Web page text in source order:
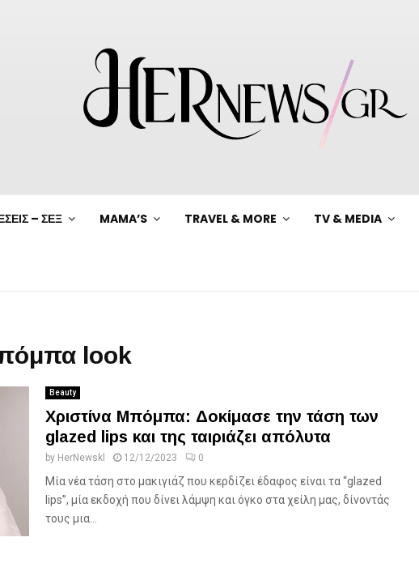
– ΣΕΞ MAMA’S TRAVEL & MORE TV & MEDIA
look
Beauty
Xριστίνα Μπόμπα: Δοκίμασε την τάση των
glazed lips και της ταιριάζει απόλυτα
by HerNewskl 12/12/2023 0
Μία νέα τάση στο μακιγιάζ που κερδίζει έδαφος είναι τα “glazed
lips”, μία εκδοχή που δίνει λάμψη και όγκο στα χείλη μας, δίνοντάς
τους μια...